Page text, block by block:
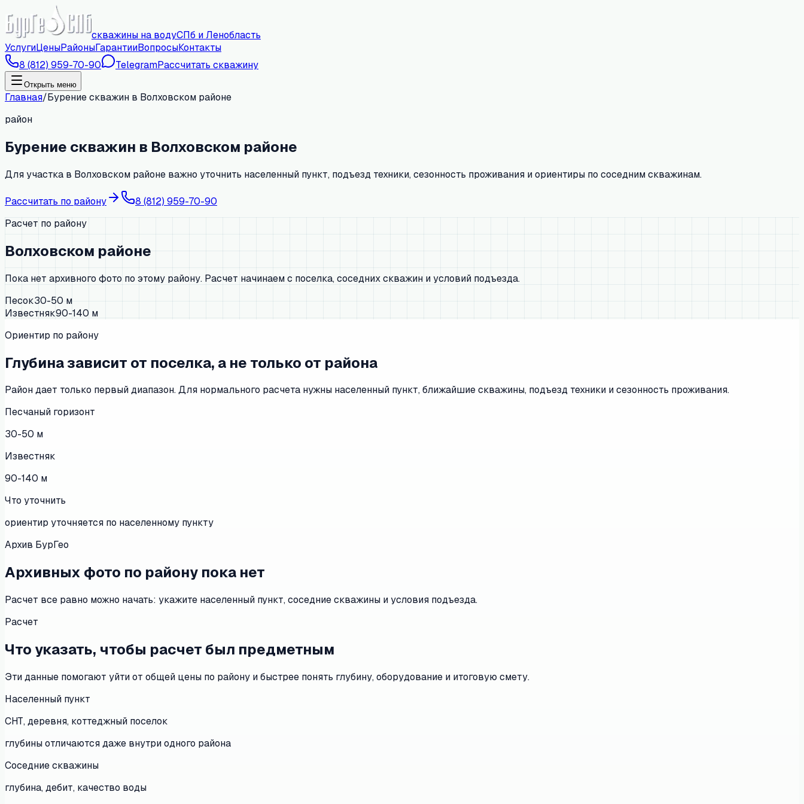
скважины на водуСПб и Ленобласть
УслугиЦеныРайоныГарантииВопросыКонтакты
8 (812) 959-70-90
TelegramРассчитать скважину
Открыть меню
Главная/Бурение скважин в Волховском районе
район
Бурение скважин в Волховском районе
Для участка в Волховском районе важно уточнить населенный пункт, подъезд техники, сезонность проживания и ориентиры по соседним скважинам.
Рассчитать по району
8 (812) 959-70-90
Расчет по району
Волховском районе
Пока нет архивного фото по этому району. Расчет начинаем с поселка, соседних скважин и условий подъезда.
Песок30-50 м
Известняк90-140 м
Ориентир по району
Глубина зависит от поселка, а не только от района
Район дает только первый диапазон. Для нормального расчета нужны населенный пункт, ближайшие скважины, подъезд техники и сезонность проживания.
Песчаный горизонт
30-50 м
Известняк
90-140 м
Что уточнить
ориентир уточняется по населенному пункту
Архив БурГео
Архивных фото по району пока нет
Расчет все равно можно начать: укажите населенный пункт, соседние скважины и условия подъезда.
Расчет
Что указать, чтобы расчет был предметным
Эти данные помогают уйти от общей цены по району и быстрее понять глубину, оборудование и итоговую смету.
Населенный пункт
СНТ, деревня, коттеджный поселок
глубины отличаются даже внутри одного района
Соседние скважины
глубина, дебит, качество воды